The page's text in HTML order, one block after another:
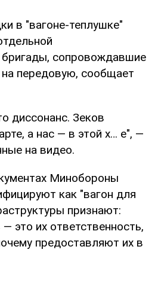
в "вагоне-теплушке"
бригады, сопровождавшие
передовую, сообщает
диссонанс. Зеков
а нас — в этой х… е", —
на видео.
Минобороны
как "вагон для
признают:
это их ответственность,
предоставляют их в